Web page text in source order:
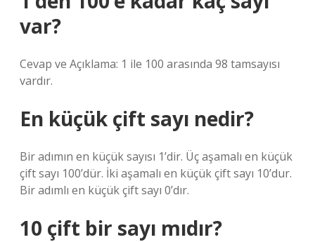
var?
Cevap ve Açıklama: 1 ile 100 arasında 98 tamsayısı
vardır.
En küçük çift sayı nedir?
Bir adımın en küçük sayısı 1’dir. Üç aşamalı en küçük
çift sayı 100’dür. İki aşamalı en küçük çift sayı 10’dur.
Bir adımlı en küçük çift sayı 0’dır.
10 çift bir sayı mıdır?